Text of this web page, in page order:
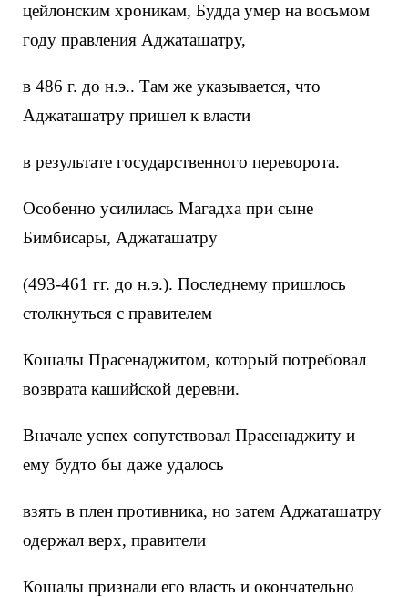
цейлонским хроникам, Будда умер на восьмом
году правления Аджаташатру,
в 486 г. до н.э.. Там же указывается, что
Аджаташатру пришел к власти
в результате государственного переворота.
Особенно усилилась Магадха при сыне
Бимбисары, Аджаташатру
(493-461 гг. до н.э.). Последнему пришлось
столкнуться с правителем
Кошалы Прасенаджитом, который потребовал
возврата кашийской деревни.
Вначале успех сопутствовал Прасенаджиту и
ему будто бы даже удалось
взять в плен противника, но затем Аджаташатру
одержал верх, правители
Кошалы признали его власть и окончательно